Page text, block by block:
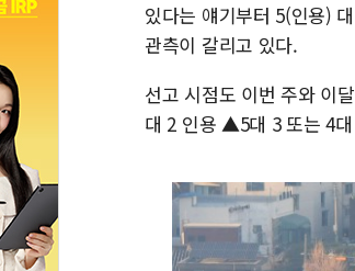
있다는 얘기부터 5(인용)
관측이 갈리고 있다.
선고 시점도 이번 주와 이
대 2 인용 ▲5대 3 또는 4대